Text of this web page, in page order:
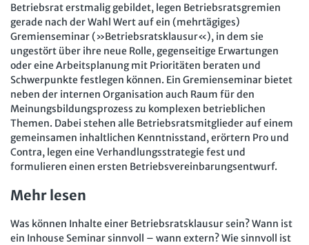
Betriebsrat erstmalig gebildet, legen Betriebsratsgremien
gerade nach der Wahl Wert auf ein (mehrtägiges)
Gremienseminar (»Betriebsratsklausur«), in dem sie
ungestört über ihre neue Rolle, gegenseitige Erwartungen
oder eine Arbeitsplanung mit Prioritäten beraten und
Schwerpunkte festlegen können. Ein Gremienseminar bietet
neben der internen Organisation auch Raum für den
Meinungsbildungsprozess zu komplexen betrieblichen
Themen. Dabei stehen alle Betriebsratsmitglieder auf einem
gemeinsamen inhaltlichen Kenntnisstand, erörtern Pro und
Contra, legen eine Verhandlungsstrategie fest und
formulieren einen ersten Betriebsvereinbarungsentwurf.
Mehr lesen
Was können Inhalte einer Betriebsratsklausur sein? Wann ist
ein Inhouse Seminar sinnvoll – wann extern? Wie sinnvoll ist